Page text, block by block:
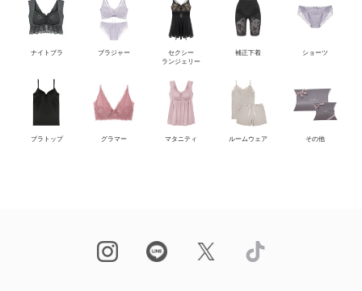
ナイトブラ ブラジャー
セクシー
ランジェリー
補正下着 ショーツ
ブラトップ グラマー マタニティ ルームウェア その他